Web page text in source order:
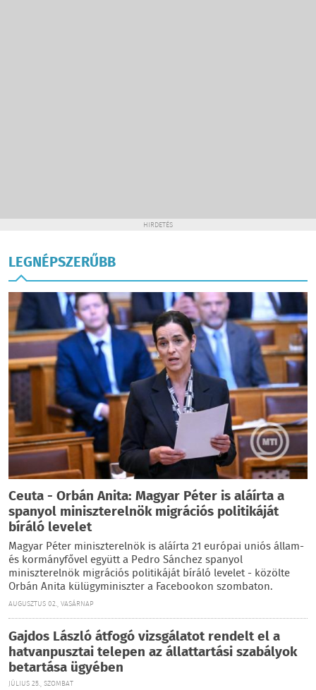
HIRDETÉS
LEGNÉPSZERŰBB
Ceuta - Orbán Anita: Magyar Péter is aláírta a
spanyol miniszterelnök migrációs politikáját
bíráló levelet
Magyar Péter miniszterelnök is aláírta 21 európai uniós állam-
és kormányfővel együtt a Pedro Sánchez spanyol
miniszterelnök migrációs politikáját bíráló levelet - közölte
Orbán Anita külügyminiszter a Facebookon szombaton.
AUGUSZTUS 02., VASÁRNAP
Gajdos László átfogó vizsgálatot rendelt el a
hatvanpusztai telepen az állattartási szabályok
betartása ügyében
JÚLIUS 25., SZOMBAT